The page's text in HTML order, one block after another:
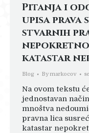
Pitanja i
upisa
stvarnih
katastar
Blog Bymarkocov
Na ovom tekstu
jednostavan
mnoštva
pravna lica
katastar